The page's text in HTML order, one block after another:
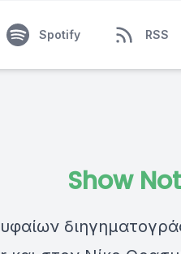
Spotify RSS
Show